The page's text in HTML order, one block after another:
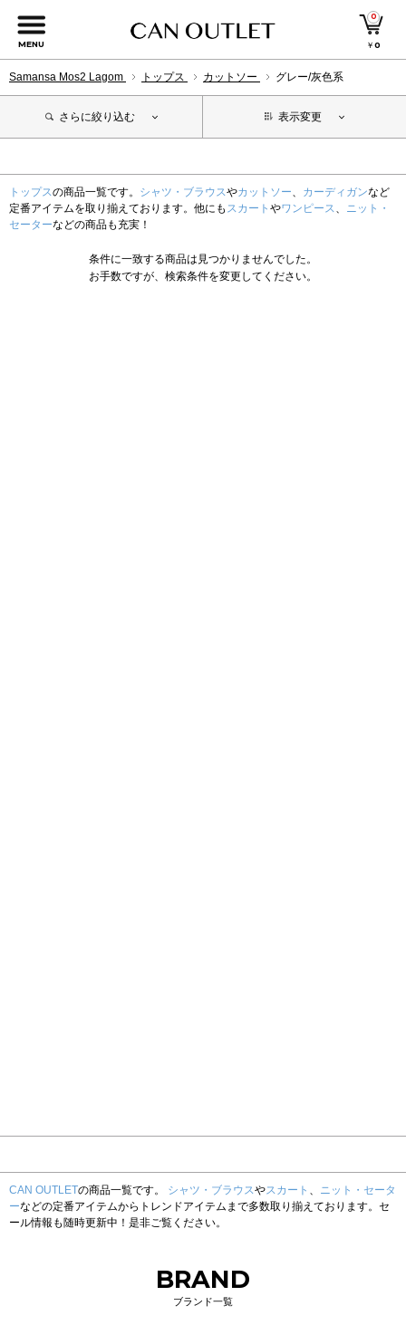
MENU
0
￥0
Samansa Mos2 Lagom トップス カットソー グレー/灰色系
さらに絞り込む 表示変更
トップスの商品一覧です。 シャツ・ブラウスやカットソー、 カーディガンなど
定番アイテムを取り揃えております。他にも スカート やワンピース、 ニット・
セーターなどの商品も充実！
条件に一致する商品は見つかりませんでした。
お手数ですが、検索条件を変更してください。
CAN OUTLETの商品一覧です。 シャツ・ブラウスやスカート 、 ニット・セータ
ーなどの定番アイテムからトレンドアイテムまで多数取り揃えております。セ
ール情報も随時更新中！是非ご覧ください。
BRAND
ブランド一覧